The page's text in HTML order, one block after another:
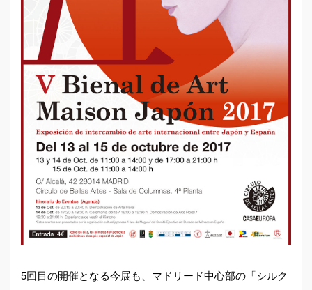
5回目の開催となる今展も、マドリード中心部の「シルク